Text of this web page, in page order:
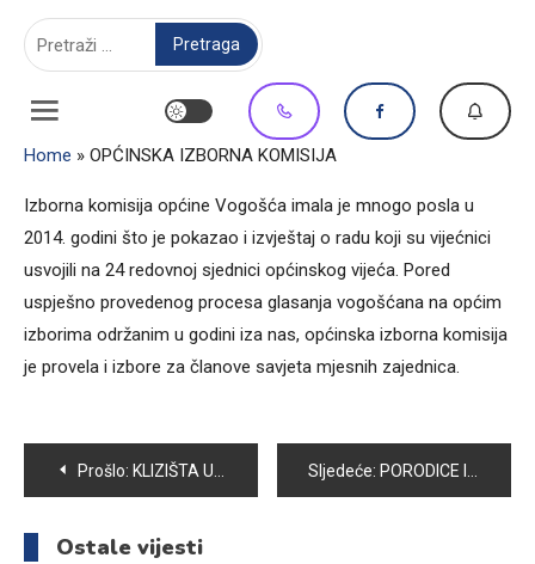
Home » OPĆINSKA IZBORNA KOMISIJA
Izborna komisija općine Vogošća imala je mnogo posla u
2014. godini što je pokazao i izvještaj o radu koji su vijećnici
usvojili na 24 redovnoj sjednici općinskog vijeća. Pored
uspješno provedenog procesa glasanja vogošćana na općim
izborima održanim u godini iza nas, općinska izborna komisija
je provela i izbore za članove savjeta mjesnih zajednica.
Navigacija
članaka
Prošlo: KLIZIŠTA U OPĆINI VOGOŠĆA Sljedeće: PORODICE IZ NEBOČAJA SMJEŠTENE U DOMU CK VOGOŠĆA
Ostale vijesti